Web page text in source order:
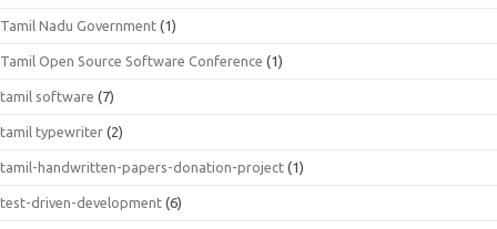
Tamil Nadu Government (1)
Tamil Open Source Software Conference (1)
tamil software (7)
tamil typewriter (2)
tamil-handwritten-papers-donation-project (1)
test-driven-development (6)